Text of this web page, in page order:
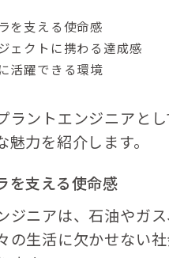
を支える使命感
ェクトに携わる達成感
活躍できる環境
ラントエンジニアとし
魅力を紹介します。
を支える使命感
ジニアは、石油やガ
の生活に欠かせない